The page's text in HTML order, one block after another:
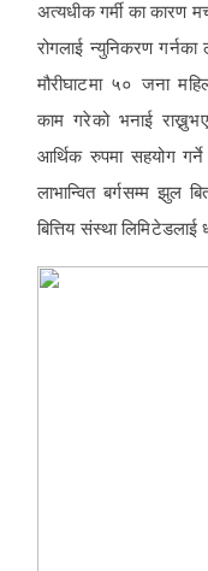
अत्यधीक गर्मी का कारण
रोगलाई न्युनिकरण गर्नका
मौरीघाटमा ५० जना
काम गरेको भनाई
आर्थिक रुपमा सहयोग
लाभान्वित बर्गसम्म झुल
बित्तिय संस्था